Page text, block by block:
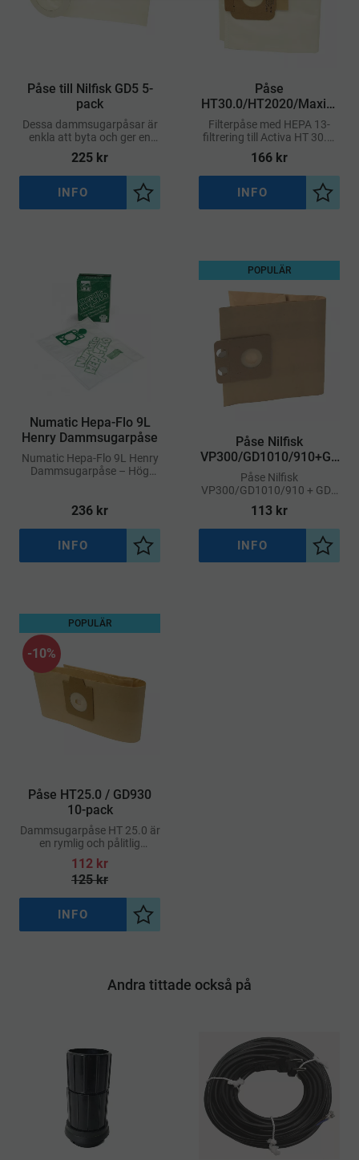
Påse till Nilfisk GD5 5-
pack
Dessa dammsugarpåsar är
enkla att byta och ger en
hygienisk uppsamling av
damm och smuts
225 kr
Lägg till i önskelista
INFO
Påse
HT30.0/HT2020/Maxim
us 10-pack (HEPA13)
Filterpåse med HEPA 13-
filtrering till Activa HT 30.0,
HT2020 och Maximus är en
mycket slitstark fleecepåse
utvecklad för professionell
och krävande
166 kr
Lägg
INFO
Numatic Hepa-Flo 9L
Henry Dammsugarpåse
Numatic Hepa-Flo 9L Henry
Dammsugarpåse – Hög
236 kr
Lägg till i önskelista
INFO
Påse Nilfisk
VP300/GD1010/910+GD
S 5-pack
Påse Nilfisk
VP300/GD1010/910 + GDS
– Högkvalitativa
Dammsugarpåsar (5-pack)
113 kr
POPULÄR
Lägg
INFO
Påse HT25.0 / GD930
10-pack
Dammsugarpåse HT 25.0 är
en rymlig och pålitlig
dammsugarpåse som är
särskilt framtagen för
Activa HT 25.0 och passar
112 kr
125kr
10%
POPULÄR
Lägg till i önskelista
INFO
Andra tittade också på